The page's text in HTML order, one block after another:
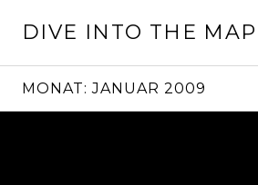
zumDIVE INTO THE MAP
MONAT:JANUAR 2009